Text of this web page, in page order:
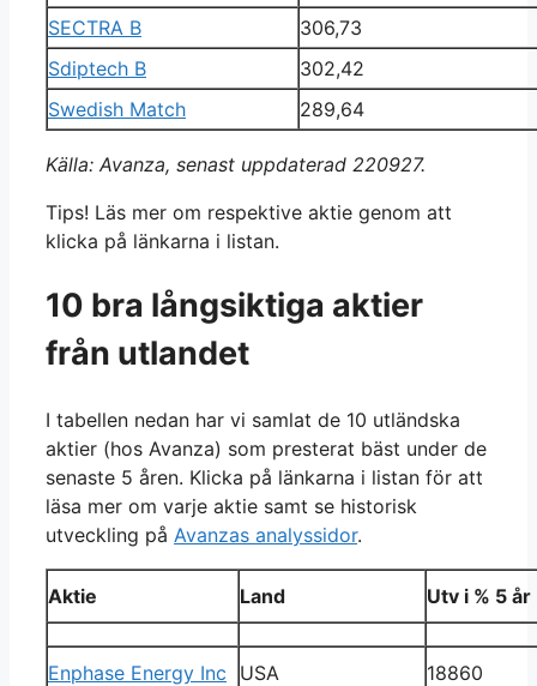
SECTRA B
306,73
Sdiptech B
302,42
Swedish Match
289,64
Källa: Avanza, senast uppdaterad 220927.
Tips! Läs mer om respektive aktie genom att
klicka på länkarna i listan.
10 bra långsiktiga aktier
från utlandet
I tabellen nedan har vi samlat de 10 utländska
aktier (hos Avanza) som presterat bäst under de
senaste 5 åren. Klicka på länkarna i listan för att
läsa mer om varje aktie samt se historisk
utveckling på Avanzas analyssidor.
Aktie Land Utv i % 5 år
Enphase Energy Inc USA 18860